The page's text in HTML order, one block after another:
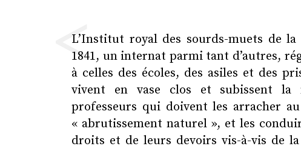
<
L’Institut royal des sourds-muets de la
1841, un internat parmi tant d’autres,
à celles des écoles, des asiles et des
vivent en vase clos et subissent la
professeurs qui doivent les arracher
« abrutissement naturel », et les
droits et de leurs devoirs vis-à-vis de la